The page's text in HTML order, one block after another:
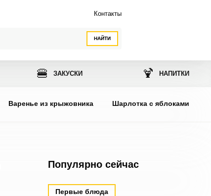
НАЙТИ
Контакты
🍔 ЗАКУСКИ 🍹 НАПИТКИ
Варенье из крыжовника Шарлотка с яблоками
Популярно сейчас
Первые блюда